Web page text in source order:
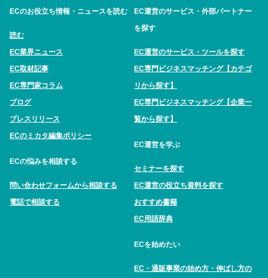
ECのお役立ち情報・ニュースを読む
読む
EC業界ニュース
EC取材記事
EC専門家コラム
ブログ
プレスリリース
ECのミカタ編集ポリシー
ECの悩みを相談する
問い合わせフォームから相談する
電話で相談する
EC運営のサービス・外部パートナー
を探す
EC運営のサービス・ツールを探す
EC専門ビジネスマッチング【カテゴ
リから探す】
EC専門ビジネスマッチング【企業一
覧から探す】
EC運営を学ぶ
セミナーを探す
EC運営の役立ち資料を探す
おすすめ書籍
EC用語辞典
ECを始めたい
EC・通販事業の始め方・伸ばし方の